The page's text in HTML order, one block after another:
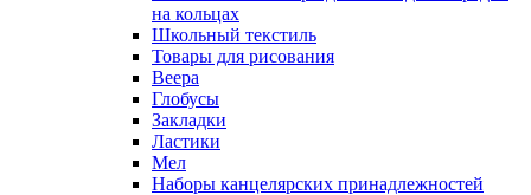
на кольцах
Школьный текстиль
Товары для рисования
Веера
Глобусы
Закладки
Ластики
Мел
Наборы канцелярских принадлежностей